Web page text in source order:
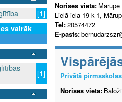
[1]
vairāk
[1]
Norises vieta: Mārupe
Lielā iela 19 k-1,
Tel:20574472
E-pasts:
Privātā
Norises vieta: